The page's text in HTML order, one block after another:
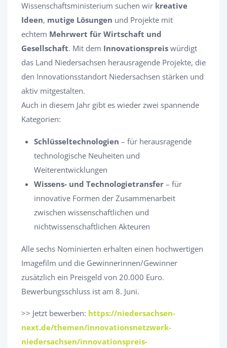
Wissenschaftsministerium suchen wir kreative
Ideen, mutige Lösungen und Projekte mit
echtem Mehrwert für Wirtschaft und
Gesellschaft. Mit dem Innovationspreis würdigt
das Land Niedersachsen herausragende Projekte, die
den Innovationsstandort Niedersachsen stärken und
aktiv mitgestalten.
Auch in diesem Jahr gibt es wieder zwei spannende
Kategorien:
Schlüsseltechnologien – für herausragende
technologische Neuheiten und
Weiterentwicklungen
Wissens- und Technologietransfer – für
innovative Formen der Zusammenarbeit
zwischen wissenschaftlichen und
nichtwissenschaftlichen Akteuren
Alle sechs Nominierten erhalten einen hochwertigen
Imagefilm und die Gewinnerinnen/Gewinner
zusätzlich ein Preisgeld von 20.000 Euro.
Bewerbungsschluss ist am 8. Juni.
>> Jetzt bewerben: https://niedersachsen-
next.de/themen/innovationsnetzwerk-
niedersachsen/innovationspreis-